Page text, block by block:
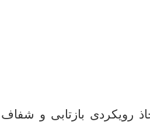
رویکردی بازتابی و